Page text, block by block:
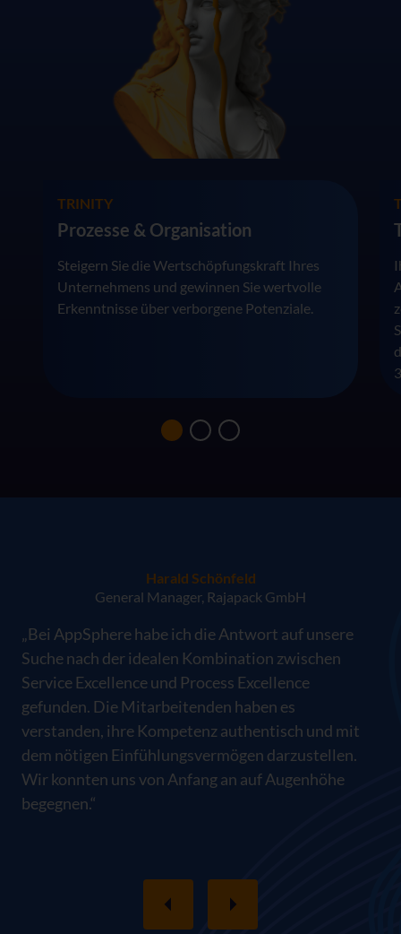
TRINITY
Prozesse & Organisation
Steigern Sie die Wertschöpfungskraft Ihres
Unternehmens und gewinnen Sie wertvolle
Erkenntnisse über verborgene Potenziale.
Harald Schönfeld
General Manager, Rajapack GmbH
„Bei AppSphere habe ich die Antwort auf unsere
Suche nach der idealen Kombination zwischen
Service Excellence und Process Excellence
gefunden. Die Mitarbeitenden haben es
verstanden, ihre Kompetenz authentisch und mit
dem nötigen Einfühlungsvermögen darzustellen.
Wir konnten uns von Anfang an auf Augenhöhe
begegnen.“